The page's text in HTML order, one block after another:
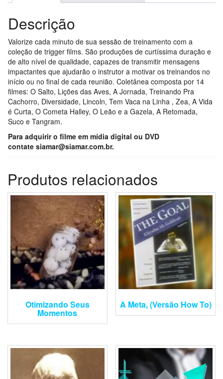
Descrição
Valorize cada minuto de sua sessão de treinamento com a
coleção de trigger films. São produções de curtíssima duração e
de alto nível de qualidade, capazes de transmitir mensagens
impactantes que ajudarão o instrutor a motivar os treinandos no
início ou no final de cada reunião. Coletânea composta por 14
filmes: O Salto, Lições das Aves, A Jornada, Treinando Pra
Cachorro, Diversidade, Lincoln, Tem Vaca na Linha , Zea, A Vida
é Curta, O Cometa Halley, O Leão e a Gazela, A Retomada,
Suco e Tangram.
Para adquirir o filme em mídia digital ou DVD
contate siamar@siamar.com.br.
Produtos relacionados
Otimizando Seus
Momentos
A Meta, (Versão How To)